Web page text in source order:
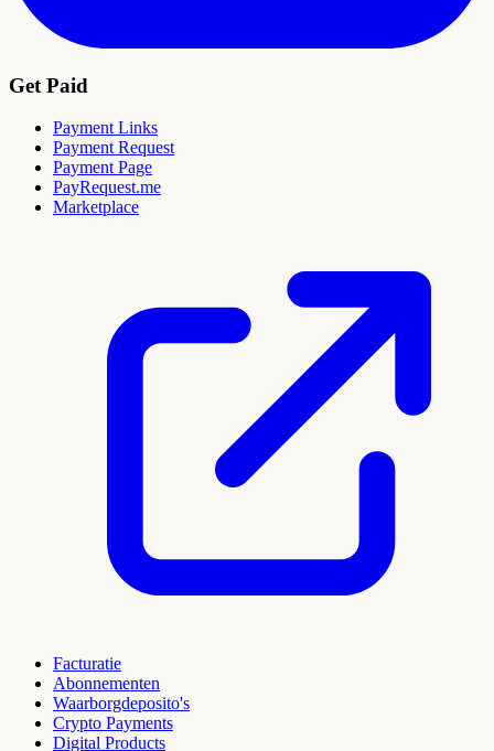
Get Paid
Payment Links
Payment Request
Payment Page
PayRequest.me
Marketplace
Facturatie
Abonnementen
Waarborgdeposito's
Crypto Payments
Digital Products